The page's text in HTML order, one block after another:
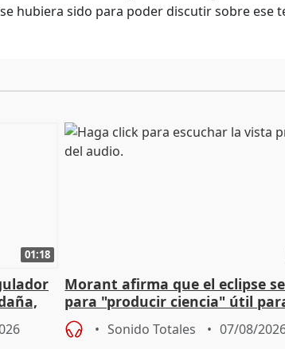
hubiera sido para poder discutir sobre ese
01:18
Morant afirma que el eclipse
para "producir ciencia" útil
resto del mundo
Sonido Totales 07/08/